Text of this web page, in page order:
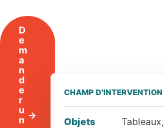
D
e
m
a
n
d
e
r
u
n
CHAMP D'INTERVENTION
Objets Tableaux,